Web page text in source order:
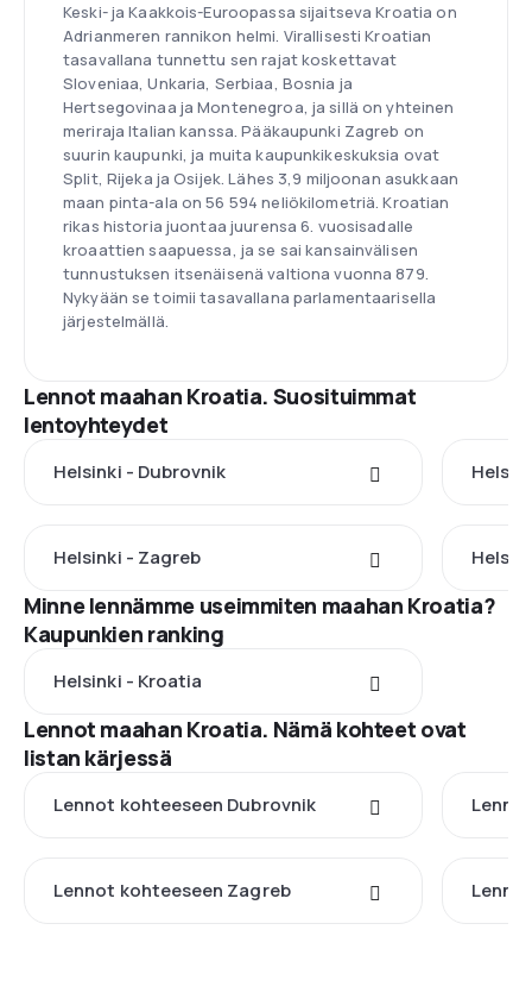
Keski- ja Kaakkois-Euroopassa sijaitseva Kroatia on
Adrianmeren rannikon helmi. Virallisesti Kroatian
tasavallana tunnettu sen rajat koskettavat
Sloveniaa, Unkaria, Serbiaa, Bosnia ja
Hertsegovinaa ja Montenegroa, ja sillä on yhteinen
meriraja Italian kanssa. Pääkaupunki Zagreb on
suurin kaupunki, ja muita kaupunkikeskuksia ovat
Split, Rijeka ja Osijek. Lähes 3,9 miljoonan asukkaan
maan pinta-ala on 56 594 neliökilometriä. Kroatian
rikas historia juontaa juurensa 6. vuosisadalle
kroaattien saapuessa, ja se sai kansainvälisen
tunnustuksen itsenäisenä valtiona vuonna 879.
Nykyään se toimii tasavallana parlamentaarisella
järjestelmällä.
Lennot maahan Kroatia. Suosituimmat
lentoyhteydet
Helsinki - Dubrovnik
Helsinki - Zagreb
Minne lennämme useimmiten maahan Kroatia?
Kaupunkien ranking
Helsinki - Kroatia
Lennot maahan Kroatia. Nämä kohteet ovat
listan kärjessä
Lennot kohteeseen Dubrovnik
Lennot kohteeseen Zagreb